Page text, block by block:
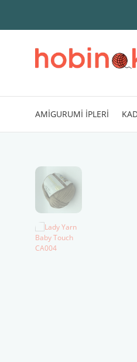
AMİGURUMİ İPLERİ